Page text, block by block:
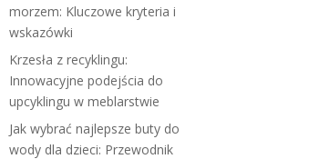
morzem: Kluczowe kryteria i
wskazówki
Krzesła z recyklingu:
Innowacyjne podejścia do
upcyklingu w meblarstwie
Jak wybrać najlepsze buty do
wody dla dzieci: Przewodnik